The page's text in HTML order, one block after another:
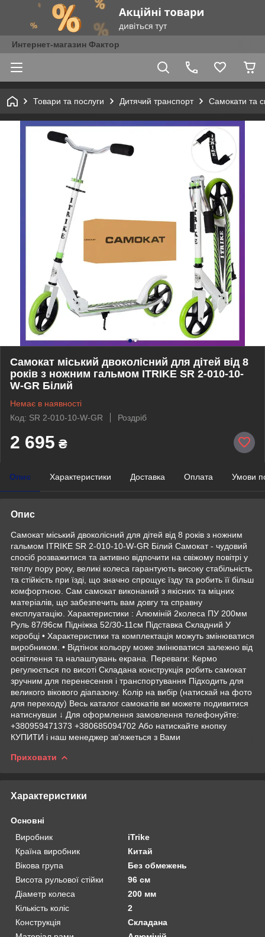
Интернет-магазин Фактор
Товари та послуги Дитячий транспорт Самокати та
Самокат міський двоколісний для дітей від 8
років з ножним гальмом ITRIKE SR 2-010-10-
W-GR Білий
Немає в наявності
Код: SR 2-010-10-W-GR
Роздріб
2 695 ₴
Опис Характеристики Доставка Оплата Умови
Опис
Самокат міський двоколісний для дітей від 8 років з ножним
гальмом ITRIKE SR 2-010-10-W-GR Білий Самокат - чудовий
спосіб розважитися та активно відпочити на свіжому повітрі у
теплу пору року, великі колеса гарантують високу стабільність
та стійкість при їзді, що значно спрощує їзду та робить її більш
комфортною. Сам самокат виконаний з якісних та міцних
матеріалів, що забезпечить вам довгу та справну
експлуатацію. Характеристики : Алюміній 2колеса ПУ 200мм
Руль 87/96см Підніжка 52/30-11см Підставка Складний У
коробці • Характеристики та комплектація можуть змінюватися
виробником. • Відтінок кольору може змінюватися залежно від
освітлення та налаштувань екрана. Переваги: Кермо
регулюється по висоті Складана конструкція робить самокат
зручним для перенесення і транспортування Підходить для
великого вікового діапазону. Колір на вибір (натискай на фото
для переходу) Весь каталог самокатів ви можете подивитися
натиснувши ↓ Для оформлення замовлення телефонуйте:
+380959471373 +380685094702 Або натискайте кнопку
КУПИТИ і наш менеджер зв'яжеться з Вами
Приховати
Характеристики
Основні
Виробник
iTrike
Країна виробник
Китай
Вікова група
Без обмежень
Висота рульової стійки
96 см
Діаметр колеса
200 мм
Кількість коліс
2
Конструкція
Складана